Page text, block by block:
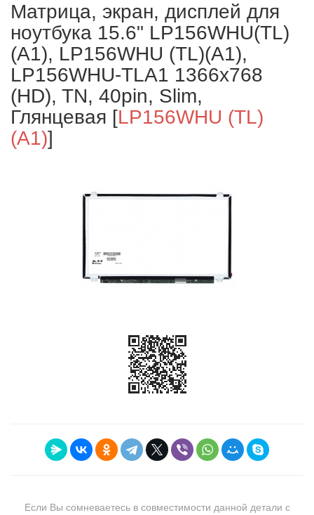
Матрица, экран, дисплей для
ноутбука 15.6" LP156WHU(TL)
(A1), LP156WHU (TL)(A1),
LP156WHU-TLA1 1366x768
(HD), TN, 40pin, Slim,
Глянцевая [LP156WHU (TL)
(A1)]
Если Вы сомневаетесь в совместимости данной детали с